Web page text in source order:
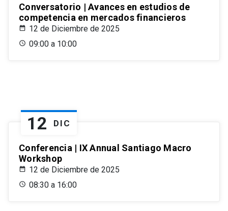
Conversatorio | Avances en estudios de
competencia en mercados financieros
12 de Diciembre de 2025
09:00 a 10:00
12 DIC
Conferencia | IX Annual Santiago Macro
Workshop
12 de Diciembre de 2025
08:30 a 16:00